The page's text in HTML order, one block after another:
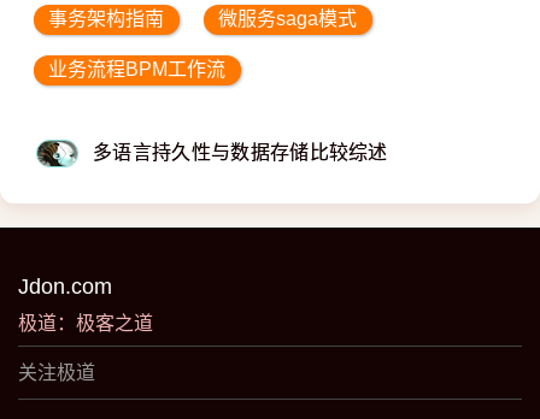
事务架构指南 微服务saga模式
业务流程BPM工作流
多语言持久性与数据存储比较综述
Jdon.com
极道：极客之道
关注极道